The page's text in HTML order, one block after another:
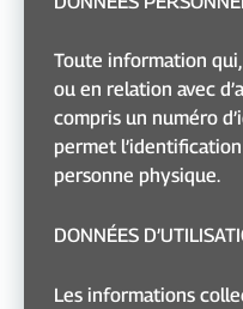
Toute information
ou en relation avec
compris un numéro
permet
personne physique.
DONNÉES
Les informations